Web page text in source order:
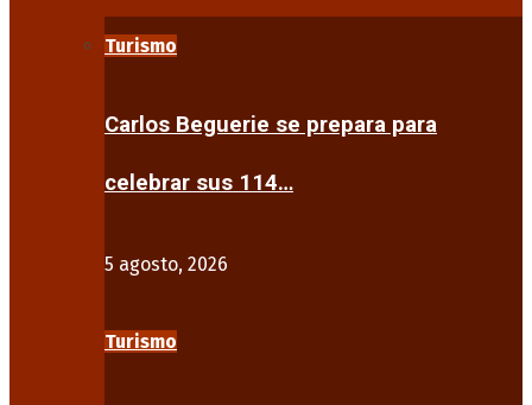
Turismo
Carlos Beguerie se prepara para
celebrar sus 114…
5 agosto, 2026
Turismo